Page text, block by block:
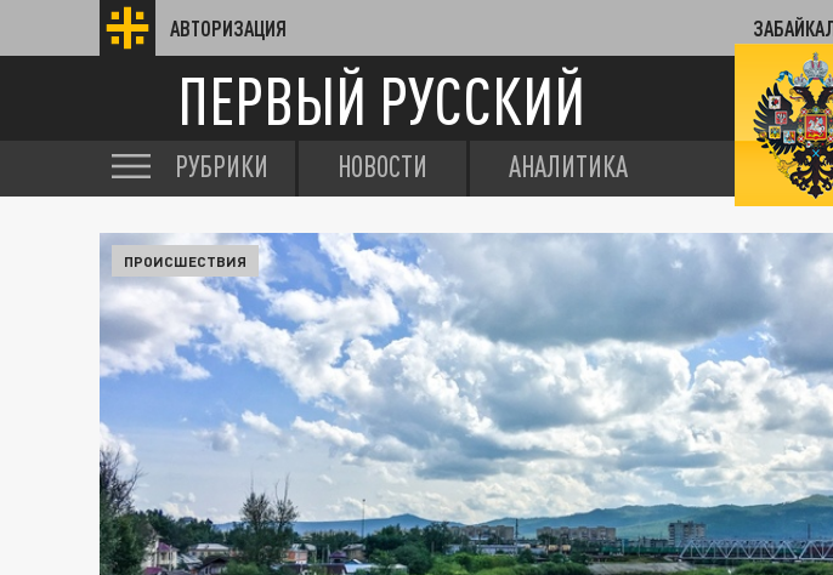
АВТОРИЗАЦИЯ
ПЕРВЫЙ РУССКИЙ
РУБРИКИ НОВОСТИ АНАЛИТИКА
ПРОИСШЕСТВИЯ